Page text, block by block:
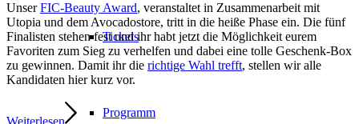
Tickets
Programm
UnserFIC-Beauty Award, veranstaltet in Zusammenarbeit mit
Utopia und dem Avocadostore, tritt in die heiße Phase ein. Die fünf
Finalisten stehen fest und ihr habt jetzt die Möglichkeit eurem
Favoriten zum Sieg zu verhelfen und dabei eine tolle Geschenk-Box
zu gewinnen. Damit ihr die richtige Wahl trefft, stellen wir alle
Kandidaten hier kurz vor.